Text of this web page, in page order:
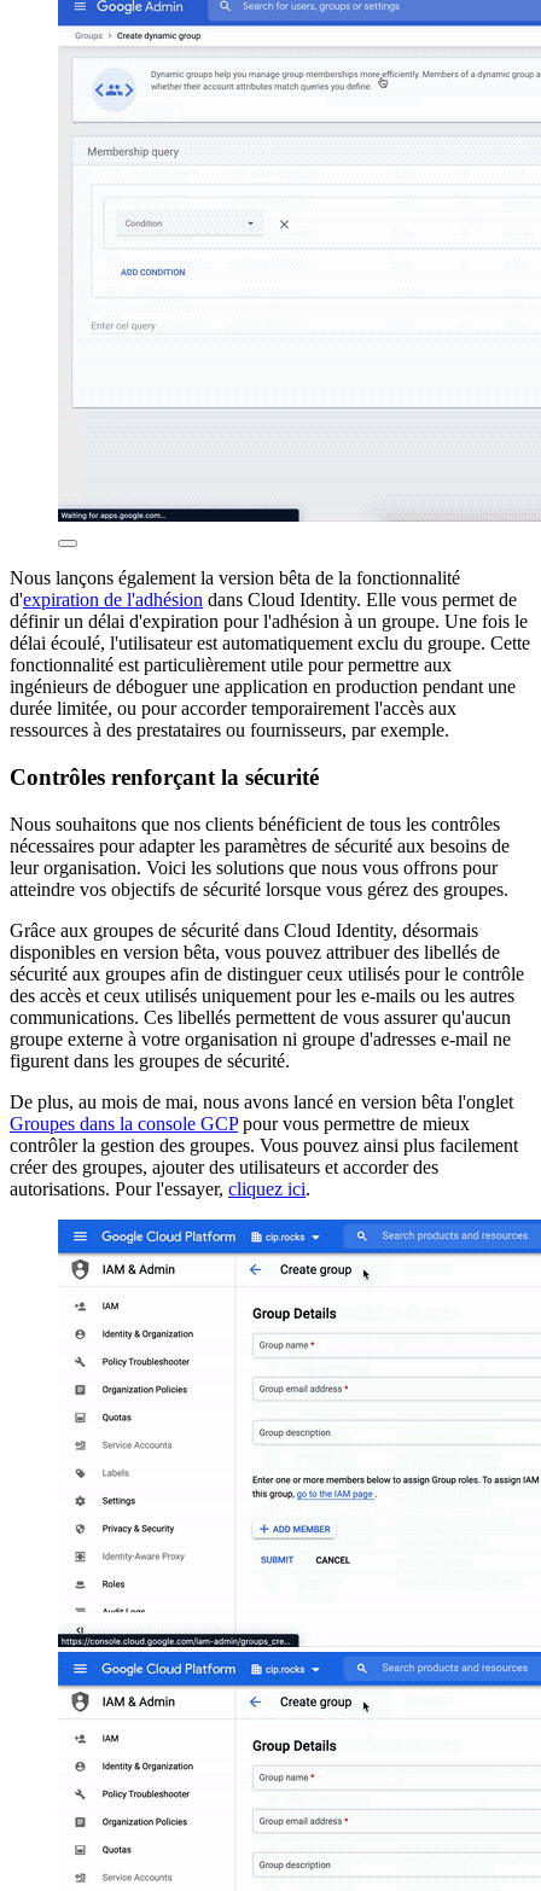
Nous lançons également la version bêta de la fonctionnalité
d'expiration de l'adhésion dans Cloud Identity. Elle vous permet de
définir un délai d'expiration pour l'adhésion à un groupe. Une fois le
délai écoulé, l'utilisateur est automatiquement exclu du groupe. Cette
fonctionnalité est particulièrement utile pour permettre aux
ingénieurs de déboguer une application en production pendant une
durée limitée, ou pour accorder temporairement l'accès aux
ressources à des prestataires ou fournisseurs, par exemple.
Contrôles renforçant la sécurité
Nous souhaitons que nos clients bénéficient de tous les contrôles
nécessaires pour adapter les paramètres de sécurité aux besoins de
leur organisation. Voici les solutions que nous vous offrons pour
atteindre vos objectifs de sécurité lorsque vous gérez des groupes.
Grâce aux groupes de sécurité dans Cloud Identity, désormais
disponibles en version bêta, vous pouvez attribuer des libellés de
sécurité aux groupes afin de distinguer ceux utilisés pour le contrôle
des accès et ceux utilisés uniquement pour les e-mails ou les autres
communications. Ces libellés permettent de vous assurer qu'aucun
groupe externe à votre organisation ni groupe d'adresses e-mail ne
figurent dans les groupes de sécurité.
De plus, au mois de mai, nous avons lancé en version bêta l'onglet
Groupes dans la console GCPpour vous permettre de mieux
contrôler la gestion des groupes. Vous pouvez ainsi plus facilement
créer des groupes, ajouter des utilisateurs et accorder des
autorisations. Pour l'essayer, cliquez ici.